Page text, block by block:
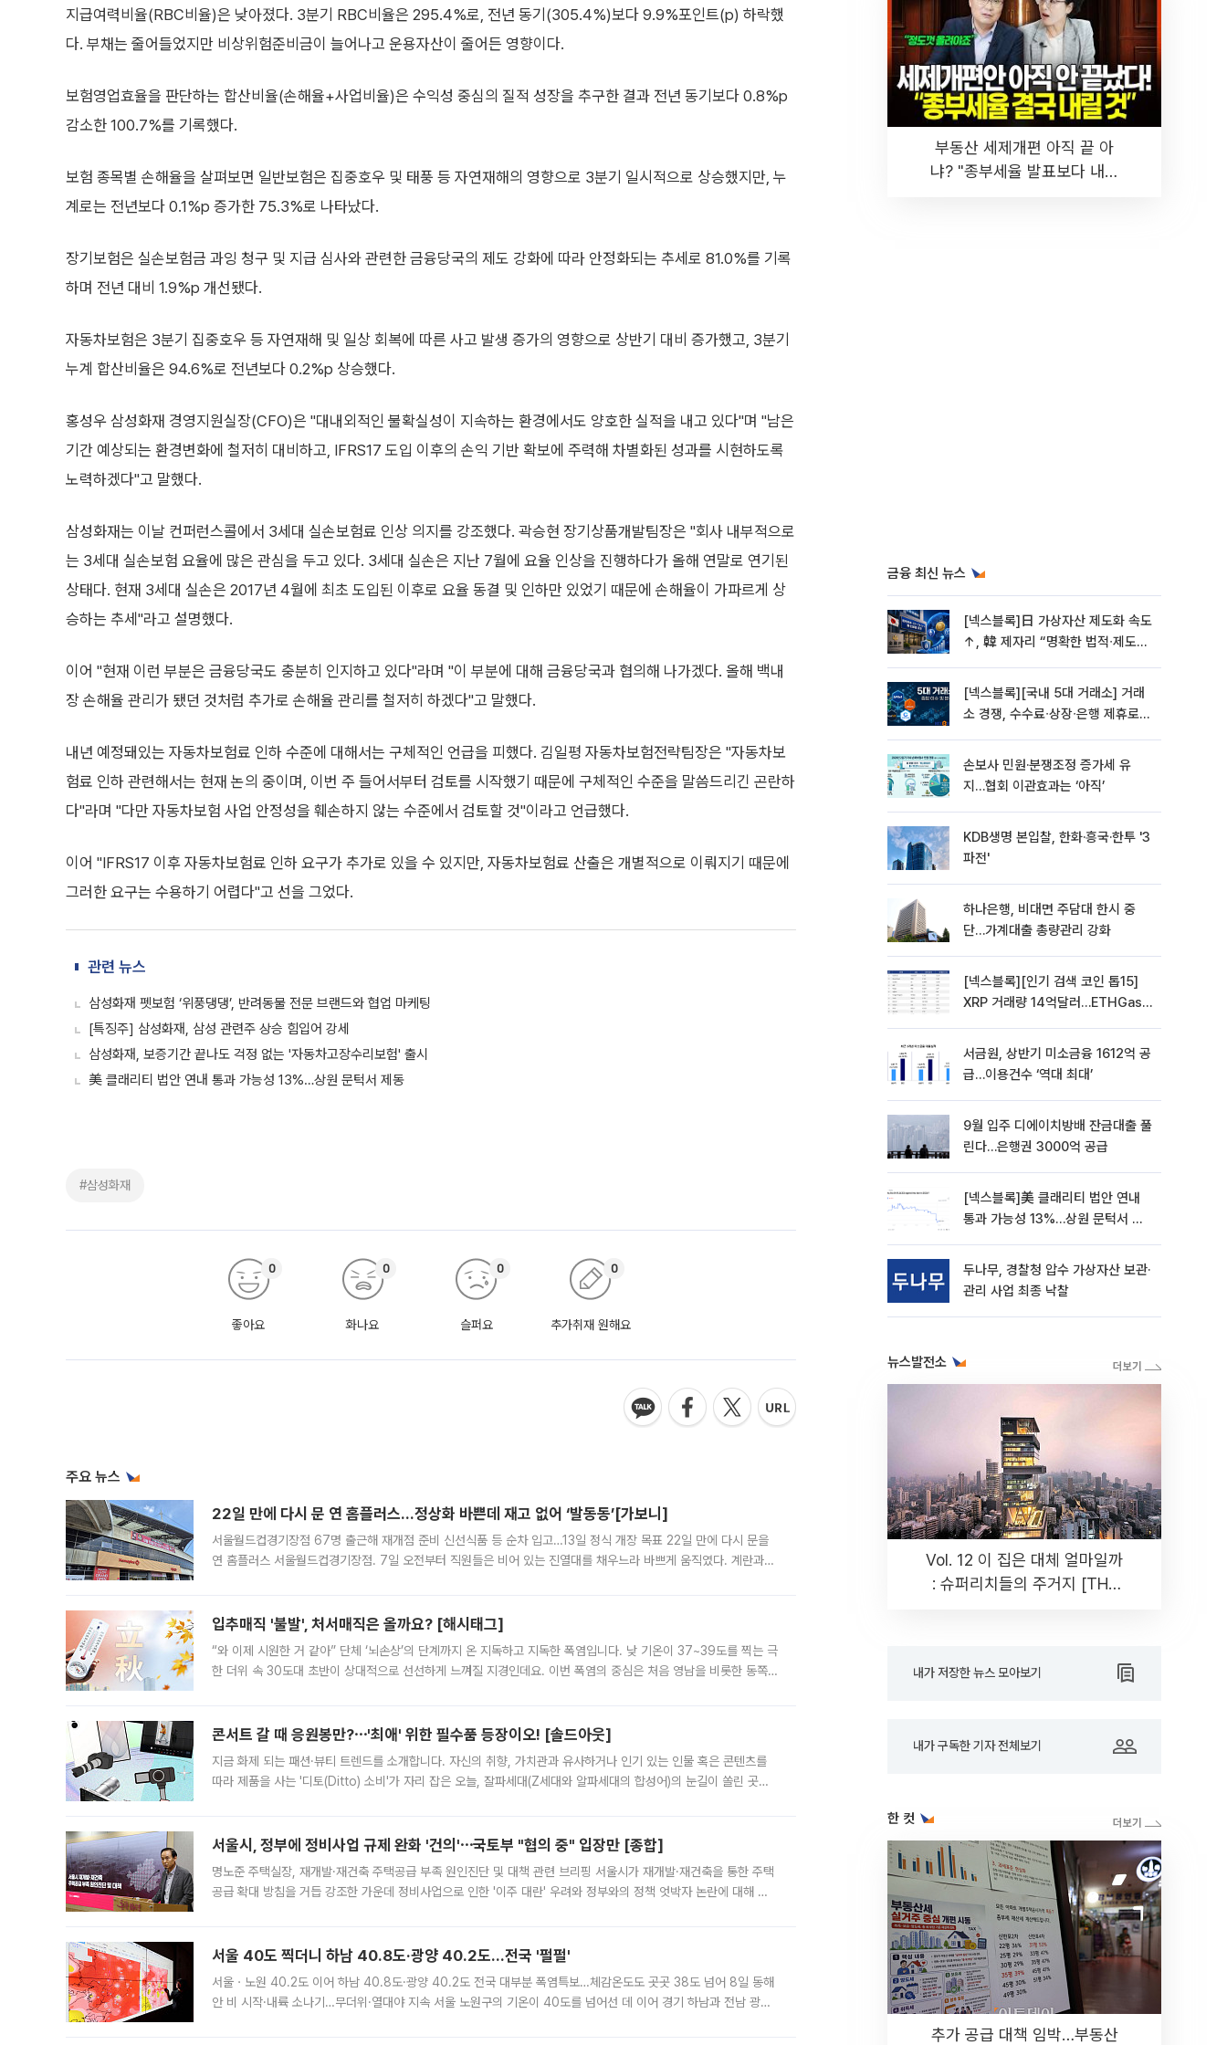
지급여력비율(RBC비율)은 낮아졌다. 3분기 RBC비율은 295.4%로, 전년 동기(305.4%)보다 9.9%포인트(p) 하락했
다. 부채는 줄어들었지만 비상위험준비금이 늘어나고 운용자산이 줄어든 영향이다.
보험영업효율을 판단하는 합산비율(손해율+사업비율)은 수익성 중심의 질적 성장을 추구한 결과 전년 동기보다 0.8%p
감소한 100.7%를 기록했다.
보험 종목별 손해율을 살펴보면 일반보험은 집중호우 및 태풍 등 자연재해의 영향으로 3분기 일시적으로 상승했지만, 누
계로는 전년보다 0.1%p 증가한 75.3%로 나타났다.
장기보험은 실손보험금 과잉 청구 및 지급 심사와 관련한 금융당국의 제도 강화에 따라 안정화되는 추세로 81.0%를 기록
하며 전년 대비 1.9%p 개선됐다.
자동차보험은 3분기 집중호우 등 자연재해 및 일상 회복에 따른 사고 발생 증가의 영향으로 상반기 대비 증가했고, 3분기
누계 합산비율은 94.6%로 전년보다 0.2%p 상승했다.
홍성우 삼성화재 경영지원실장(CFO)은 "대내외적인 불확실성이 지속하는 환경에서도 양호한 실적을 내고 있다"며 "남은
기간 예상되는 환경변화에 철저히 대비하고, IFRS17 도입 이후의 손익 기반 확보에 주력해 차별화된 성과를 시현하도록
노력하겠다"고 말했다.
삼성화재는 이날 컨퍼런스콜에서 3세대 실손보험료 인상 의지를 강조했다. 곽승현 장기상품개발팀장은 "회사 내부적으로
는 3세대 실손보험 요율에 많은 관심을 두고 있다. 3세대 실손은 지난 7월에 요율 인상을 진행하다가 올해 연말로 연기된
상태다. 현재 3세대 실손은 2017년 4월에 최초 도입된 이후로 요율 동결 및 인하만 있었기 때문에 손해율이 가파르게 상
승하는 추세"라고 설명했다.
이어 "현재 이런 부분은 금융당국도 충분히 인지하고 있다"라며 "이 부분에 대해 금융당국과 협의해 나가겠다. 올해 백내
장 손해율 관리가 됐던 것처럼 추가로 손해율 관리를 철저히 하겠다"고 말했다.
내년 예정돼있는 자동차보험료 인하 수준에 대해서는 구체적인 언급을 피했다. 김일평 자동차보험전략팀장은 "자동차보
험료 인하 관련해서는 현재 논의 중이며, 이번 주 들어서부터 검토를 시작했기 때문에 구체적인 수준을 말씀드리긴 곤란하
다"라며 "다만 자동차보험 사업 안정성을 훼손하지 않는 수준에서 검토할 것"이라고 언급했다.
이어 "IFRS17 이후 자동차보험료 인하 요구가 추가로 있을 수 있지만, 자동차보험료 산출은 개별적으로 이뤄지기 때문에
그러한 요구는 수용하기 어렵다"고 선을 그었다.
관련 뉴스
삼성화재 펫보험 ‘위풍댕댕’, 반려동물 전문 브랜드와 협업 마케팅
[특징주] 삼성화재, 삼성 관련주 상승 힘입어 강세
삼성화재, 보증기간 끝나도 걱정 없는 '자동차고장수리보험' 출시
美 클래리티 법안 연내 통과 가능성 13%…상원 문턱서 제동
#삼성화재
좋아요
0
화나요
0
슬퍼요
0
추가취재 원해요
0
주요 뉴스
22일 만에 다시 문 연 홈플러스…정상화 바쁜데 재고 없어 ‘발동동’[가보니]
서울월드컵경기장점 67명 출근해 재개점 준비 신선식품 등 순차 입고…13일 정식 개장 목표 22일 만에 다시 문을
연 홈플러스 서울월드컵경기장점. 7일 오전부터 직원들은 비어 있는 진열대를 채우느라 바쁘게 움직였다. 계란과
입추매직 '불발', 처서매직은 올까요? [해시태그]
“와 이제 시원한 거 같아” 단체 ‘뇌손상’의 단계까지 온 지독하고 지독한 폭염입니다. 낮 기온이 37~39도를 찍는 극
한 더위 속 30도대 초반이 상대적으로 선선하게 느껴질 지경인데요. 이번 폭염의 중심은 처음 영남을 비롯한 동쪽
콘서트 갈 때 응원봉만?⋯'최애' 위한 필수품 등장이오! [솔드아웃]
지금 화제 되는 패션·뷰티 트렌드를 소개합니다. 자신의 취향, 가치관과 유사하거나 인기 있는 인물 혹은 콘텐츠를
따라 제품을 사는 '디토(Ditto) 소비'가 자리 잡은 오늘, 잘파세대(Z세대와 알파세대의 합성어)의 눈길이 쏠린 곳은
서울시, 정부에 정비사업 규제 완화 '건의'⋯국토부 "협의 중" 입장만 [종합]
명노준 주택실장, 재개발·재건축 주택공급 부족 원인진단 및 대책 관련 브리핑 서울시가 재개발·재건축을 통한 주택
공급 확대 방침을 거듭 강조한 가운데 정비사업으로 인한 '이주 대란' 우려와 정부와의 정책 엇박자 논란에 대해 정
서울 40도 찍더니 하남 40.8도·광양 40.2도…전국 '펄펄'
서울ㆍ노원 40.2도 이어 하남 40.8도·광양 40.2도 전국 대부분 폭염특보…체감온도도 곳곳 38도 넘어 8일 동해
안 비 시작·내륙 소나기…무더위·열대야 지속 서울 노원구의 기온이 40도를 넘어선 데 이어 경기 하남과 전남 광양
부동산 세제개편 아직 끝 아
냐? "종부세율 발표보다 내릴
금융 최신 뉴스
[넥스블록]日 가상자산 제도화 속도
↑, 韓 제자리 “명확한 법적∙제도적
[넥스블록][국내 5대 거래소] 거래
소 경쟁, 수수료∙상장∙은행 제휴로
손보사 민원·분쟁조정 증가세 유
지…협회 이관효과는 ‘아직’
KDB생명 본입찰, 한화·흥국·한투 '3
파전'
하나은행, 비대면 주담대 한시 중
단…가계대출 총량관리 강화
[넥스블록][인기 검색 코인 톱15]
XRP 거래량 14억달러…ETHGas
서금원, 상반기 미소금융 1612억 공
급…이용건수 ‘역대 최대’
9월 입주 디에이치방배 잔금대출 풀
린다…은행권 3000억 공급
[넥스블록]美 클래리티 법안 연내
통과 가능성 13%…상원 문턱서 제
두나무, 경찰청 압수 가상자산 보관·
관리 사업 최종 낙찰
뉴스발전소
Vol. 12 이 집은 대체 얼마일까
: 슈퍼리치들의 주거지 [THE
내가 저장한 뉴스 모아보기
내가 구독한 기자 전체보기
한 컷
추가 공급 대책 임박…부동산